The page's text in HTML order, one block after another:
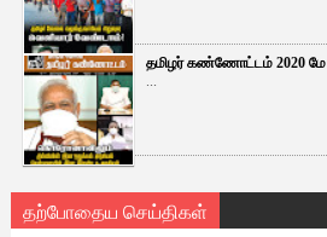
தமிழர் கண்ணோட்டம் 2020 மே
...
தற்போதைய செய்திகள்